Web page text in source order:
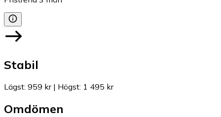
Stabil
Lägst: 959 kr| Högst: 1 495 kr
Omdömen